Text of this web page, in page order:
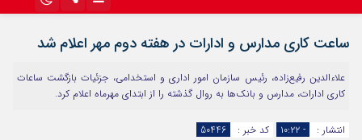
ساعت کاری مدارس و ادارات در هفته دوم مهر اعلام شد
علاءالدین رفیع‌زاده، رئیس سازمان امور اداری و استخدامی، جزئیات بازگشت ساعات
کاری ادارات، مدارس و بانک‌ها به روال گذشته را از ابتدای مهرماه اعلام کرد.
انتشار : - ۱۰:۲۲ کد خبر : 50446